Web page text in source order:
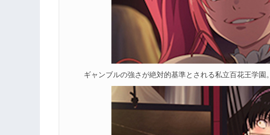
ギャンブルの強さが絶対的基準とされる私立百花王学園。